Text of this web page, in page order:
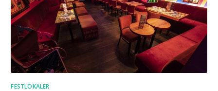
FESTLOKALER